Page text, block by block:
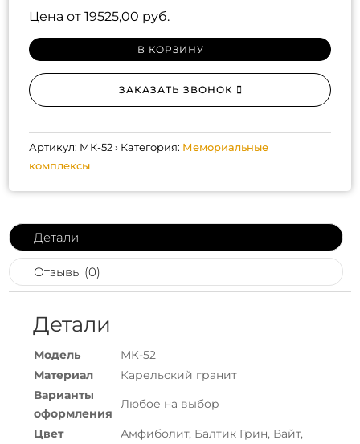
Цена от19525,00 руб.
В КОРЗИНУ
ЗАКАЗАТЬ ЗВОНОК
Артикул: МК-52 Категория: Мемориальные
комплексы
Детали
Отзывы (0)
Детали
Модель
МК-52
Материал
Карельский гранит
Варианты
оформления
Любое на выбор
Цвет
Амфиболит, Балтик Грин, Вайт,